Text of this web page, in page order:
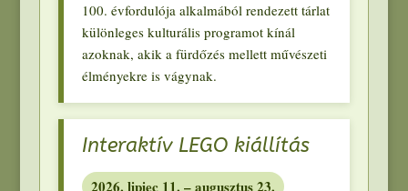
100. évfordulója alkalmából rendezett tárlat
különleges kulturális programot kínál
azoknak, akik a fürdőzés mellett művészeti
élményekre is vágynak.
Interaktív LEGO kiállítás
2026. lipiec 11. – augusztus23.